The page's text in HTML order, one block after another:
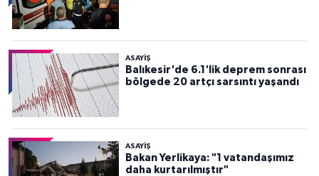
ASAYİŞ
Balıkesir'de 6.1'lik deprem sonrası
bölgede 20 artçı sarsıntı yaşandı
ASAYİŞ
Bakan Yerlikaya: "1 vatandaşımız
daha kurtarılmıştır"